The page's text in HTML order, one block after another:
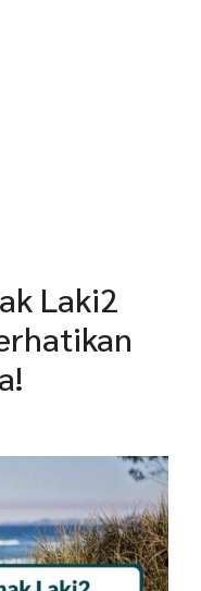
Laki2